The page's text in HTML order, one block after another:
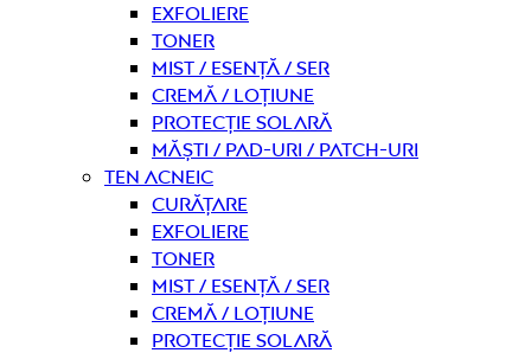
Exfoliere
Toner
Mist / Esență / Ser
Cremă / Loțiune
Protecție solară
Măști / Pad-uri / Patch-uri
Ten acneic
curățare
Exfoliere
Toner
Mist / Esență / Ser
Cremă / Loțiune
Protecție solară